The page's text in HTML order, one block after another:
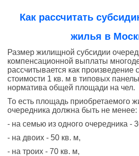
Как рассчитать
жилья в
Размер жилищной субсидии
компенсационной выплаты
рассчитывается как произведение
стоимости 1 кв. м в типовых
норматива общей площади на чел.
То есть площадь приобретаемого
очередника должна быть не менее:
- на семью из одного очередника -
- на двоих - 50 кв. м,
- на троих - 70 кв. м,